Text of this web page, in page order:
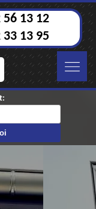
56 13 12
33 13 95